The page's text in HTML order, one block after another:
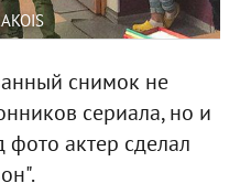
снимок не
сериала, но и
фото актер сделал